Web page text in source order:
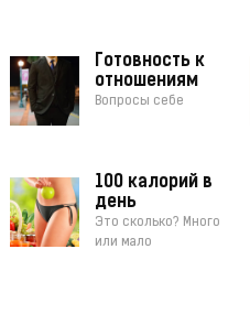
Готовность к
отношениям
Вопросы себе
100 калорий в
день
Это сколько? Много
или мало